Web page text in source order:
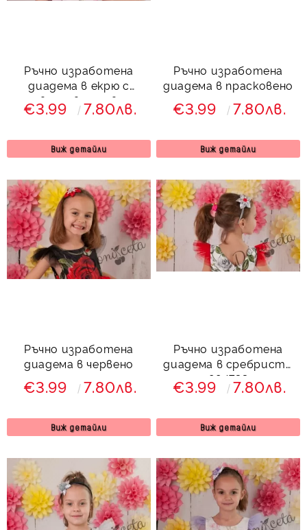
Ръчно изработена
диадема в екрю с
цвете в розово
€3.99 7.80лв.
Виж детайли
Ръчно изработена
диадема в прасковено
€3.99 7.80лв.
Виж детайли
Ръчно изработена
диадема в червено
€3.99 7.80лв.
Виж детайли
Ръчно изработена
диадема в сребристо
994733
€3.99 7.80лв.
Виж детайли